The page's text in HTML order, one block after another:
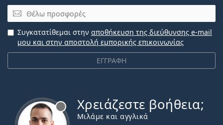
Email
ΕΓΓΡΑΦΗ
Συγκατατίθεμαι στην αποθήκευση της διεύθυνσης e-mail
μου και στην αποστολή εμπορικής επικοινωνίας
Χρειάζεστε βοήθεια;
Μιλάμε και αγγλικά